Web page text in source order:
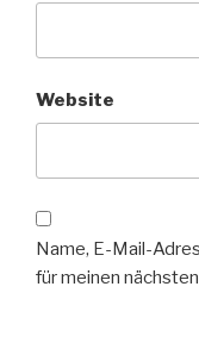
Website
Name, E-Mail-
für meinen